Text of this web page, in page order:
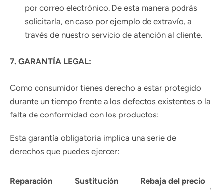
por correo electrónico. De esta manera podrás
solicitarla, en caso por ejemplo de extravío, a
través de nuestro servicio de atención al cliente.
7. GARANTÍA LEGAL:
Como consumidor tienes derecho a estar protegido
durante un tiempo frente a los defectos existentes o la
falta de conformidad con los productos:
Esta garantía obligatoria implica una serie de
derechos que puedes ejercer:
Reparación Sustitución Rebaja del precio